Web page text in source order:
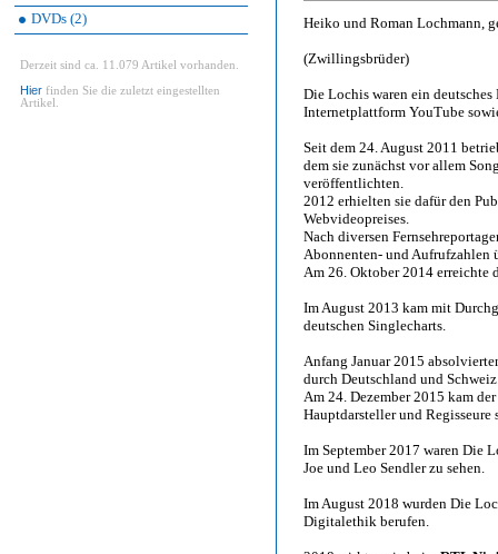
DVDs (2)
Derzeit sind ca. 11.079 Artikel vorhanden.
Hier finden Sie die zuletzt eingestellten
Artikel.
Heiko und Roman Lochmann,
(Zwillingsbrüder)
Die Lochis waren ein
Internetplattform YouTube
Seit dem 24. August 2011
dem sie zunächst vor allem
veröffentlichten.
2012 erhielten sie dafür den
Webvideopreises.
Nach diversen
Abonnenten- und Aufrufzahlen
Am 26. Oktober 2014 erreichte
Im August 2013 kam mit
deutschen Singlecharts.
Anfang Januar 2015
durch Deutschland und
Am 24. Dezember 2015 kam
Hauptdarsteller und Regisseure
Im September 2017 waren Die
Joe und Leo Sendler zu sehen.
Im August 2018 wurden Die
Digitalethik berufen.